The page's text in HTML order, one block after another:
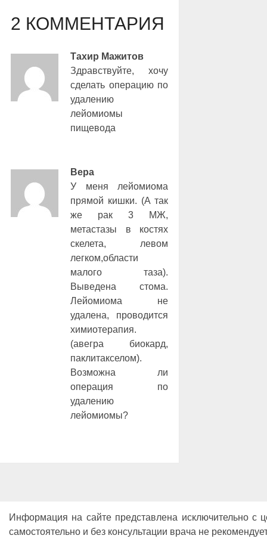
2 КОММЕНТАРИЯ
Тахир Мажитов
Здравствуйте, хочу
сделать операцию по
удалению
лейомиомы
пищевода
Вера
У меня лейомиома
прямой кишки. (А так
же рак 3 МЖ,
метастазы в костях
скелета, левом
легком,области
малого таза).
Выведена стома.
Лейомиома не
удалена, проводится
химиотерапия.
(авегра биокард,
паклитакселом).
Возможна ли
операция по
удалению
лейомиомы?
Информация на сайте представлена исключительно
самостоятельно и без консультации врача не